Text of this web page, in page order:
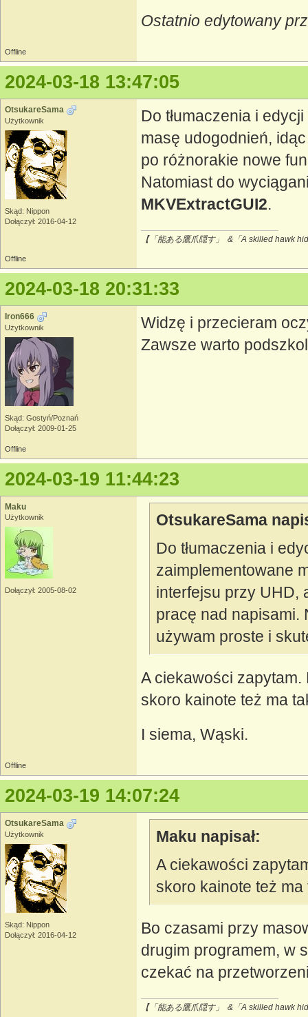
Ostatnio edytowany
Offline
2024-03-18 13:47:05
OtsukareSama
Użytkownik
Skąd: Nippon
Dołączył: 2016-04-12
Do tłumaczenia i
masę udogodnień,
po różnorakie nowe
Natomiast do
MKVExtractGUI2.
【「能ある鷹爪隠す」 &「A skilled hawk
Offline
2024-03-18 20:31:33
Iron666
Użytkownik
Skąd: Gostyń/Poznań
Dołączył: 2009-01-25
Widzę i przecieram
Zawsze warto
Offline
2024-03-19 11:44:23
Maku
Użytkownik
Dołączył: 2005-08-02
OtsukareSama
Do tłumaczenia i
zaimplementowane
interfejsu przy UHD,
pracę nad napisami.
używam proste i
A ciekawości
skoro kainote też ma
I siema, Wąski.
Offline
2024-03-19 14:07:24
OtsukareSama
Użytkownik
Skąd: Nippon
Dołączył: 2016-04-12
Maku napisał:
A ciekawości
skoro kainote też
Bo czasami przy
drugim programem, w
czekać na
【「能ある鷹爪隠す」 &「A skilled hawk